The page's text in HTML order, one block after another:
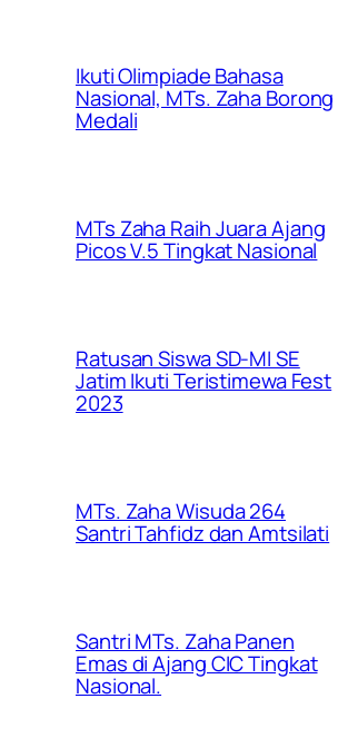
Ikuti Olimpiade Bahasa
Nasional, MTs. Zaha Borong
Medali
MTs Zaha Raih Juara Ajang
Picos V.5 Tingkat Nasional
Ratusan Siswa SD-MI SE
Jatim Ikuti Teristimewa Fest
2023
MTs. Zaha Wisuda 264
Santri Tahfidz dan Amtsilati
Santri MTs. Zaha Panen
Emas di Ajang CIC Tingkat
Nasional.